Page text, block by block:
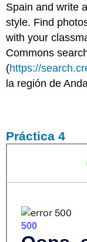
Spain and write
style. Find
with your
Commons
(https://
la región de
Práctica 4